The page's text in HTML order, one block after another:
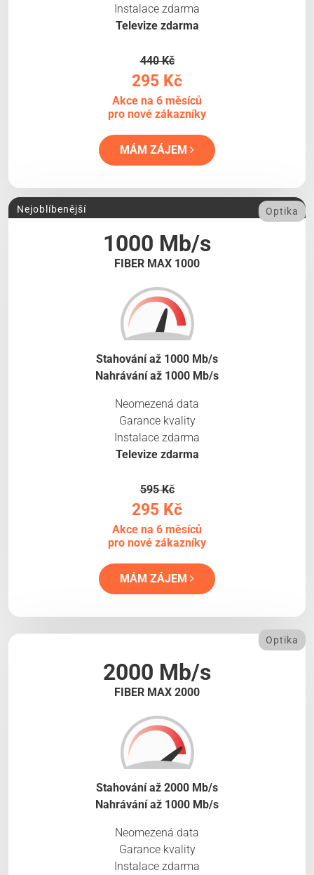
Instalace zdarma
Televize zdarma
440 Kč
295 Kč
Akce na 6 měsíců
pro nové zákazníky
MÁM ZÁJEM
1000 Mb/s
FIBER MAX 1000
Nejoblíbenější Optika
Stahování až 1000 Mb/s
Nahrávání až 1000 Mb/s
Neomezená data
Garance kvality
Instalace zdarma
Televize zdarma
595 Kč
295 Kč
Akce na 6 měsíců
pro nové zákazníky
MÁM ZÁJEM
2000 Mb/s
FIBER MAX 2000
Optika
Stahování až 2000 Mb/s
Nahrávání až 1000 Mb/s
Neomezená data
Garance kvality
Instalace zdarma